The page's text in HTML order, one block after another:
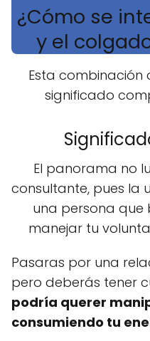
¿Cómo se
y el
Esta
significado
El panorama no
consultante, pues la
una persona que
manejar tu
Pasaras por una
pero deberás tener
podría querer
consumiendo tu